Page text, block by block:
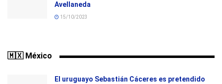
Avellaneda
15/10/2023
🇲🇽 México
El uruguayo Sebastián Cáceres es pretendido